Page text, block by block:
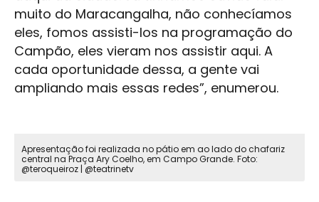
muito do Maracangalha, não conhecíamos
eles, fomos assisti-los na programação do
Campão, eles vieram nos assistir aqui. A
cada oportunidade dessa, a gente vai
ampliando mais essas redes”, enumerou.
Apresentação foi realizada no pátio em ao lado do chafariz
central na Praça Ary Coelho, em Campo Grande. Foto:
@teroqueiroz | @teatrinetv